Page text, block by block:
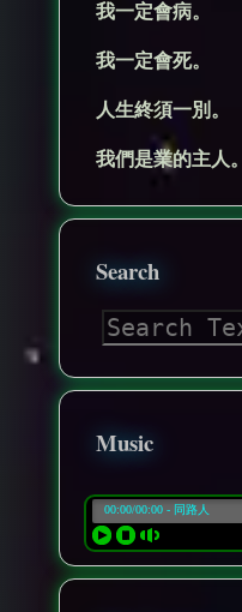
我一定會病。
我一定會死。
人生終須一別。
我們是業的主人。
Search
Music